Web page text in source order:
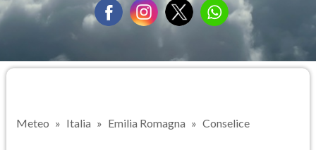
Meteo Italia Emilia Romagna Conselice